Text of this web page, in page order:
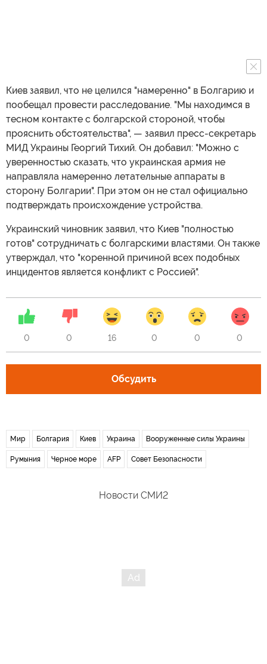
Киев заявил, что не целился "намеренно" в Болгарию и
пообещал провести расследование. "Мы находимся в
тесном контакте с болгарской стороной, чтобы
прояснить обстоятельства", — заявил пресс-секретарь
МИД Украины Георгий Тихий. Он добавил: "Можно с
уверенностью сказать, что украинская армия не
направляла намеренно летательные аппараты в
сторону Болгарии". При этом он не стал официально
подтверждать происхождение устройства.
Украинский чиновник заявил, что Киев "полностью
готов" сотрудничать с болгарскими властями. Он также
утверждал, что "коренной причиной всех подобных
инцидентов является конфликт с Россией".
0 0 16 0 0 0
Обсудить
Мир Болгария Киев Украина Вооруженные силы Украины
Румыния Черное море AFP Совет Безопасности
Новости СМИ2